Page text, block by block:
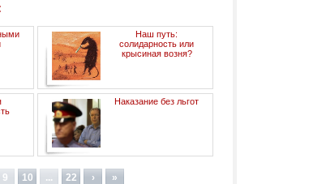
Наш путь:
солидарность или
крысиная возня?
Наказание без льгот
9 10 ... 22 › »